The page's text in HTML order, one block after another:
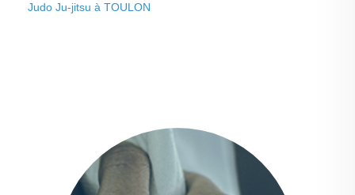
Judo Ju-jitsu à TOULON